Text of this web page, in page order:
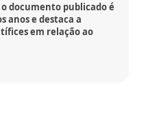
o documento publicado é
anos e destaca a
em relação ao